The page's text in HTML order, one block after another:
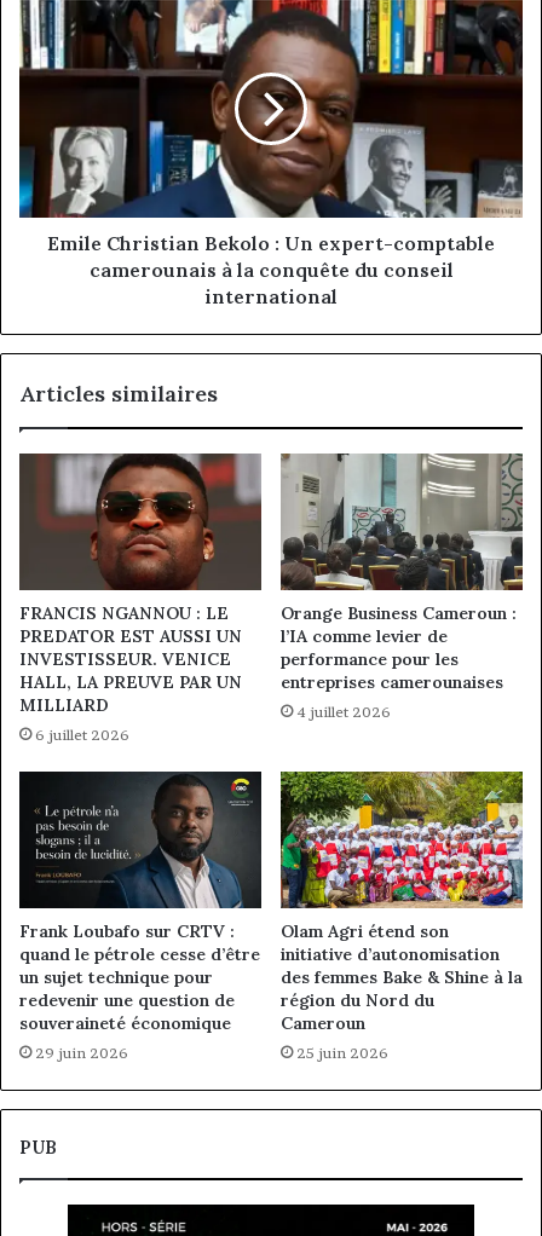
Emile
Christian
Bekolo
expert-
comptable
camerounais
à
international
Emile Christian Bekolo : Un expert-comptable
camerounais à la conquête du conseil
international
Articles similaires
FRANCIS NGANNOU : LE
PREDATOR EST AUSSI UN
INVESTISSEUR. VENICE
HALL, LA PREUVE PAR UN
MILLIARD
6 juillet 2026
Orange Business Cameroun :
l’IA comme levier de
performance pour les
entreprises camerounaises
4 juillet 2026
Frank Loubafo sur CRTV :
quand le pétrole cesse d’être
un sujet technique pour
redevenir une question de
souveraineté économique
29 juin 2026
Olam Agri étend son
initiative d’autonomisation
des femmes Bake & Shine à la
région du Nord du
Cameroun
25 juin 2026
PUB